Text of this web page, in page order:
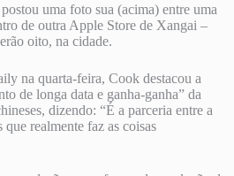
uma foto sua (acima) entre uma
de outra Apple Store de Xangai –
oito, na cidade.
na quarta-feira, Cook destacou a
de longa data e ganha-ganha” da
dizendo: “É a parceria entre a
que realmente faz as coisas